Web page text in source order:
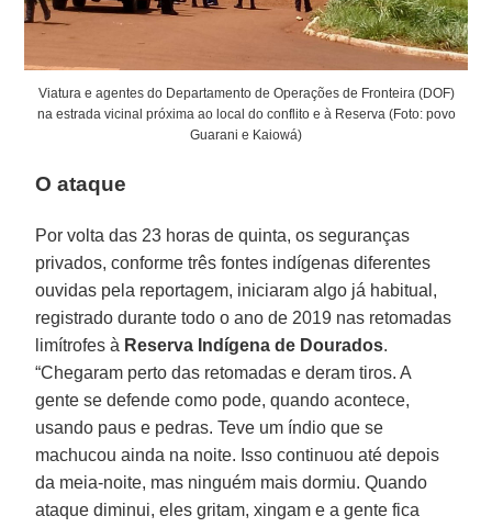
Viatura e agentes do Departamento de Operações de Fronteira (DOF)
na estrada vicinal próxima ao local do conflito e à Reserva (Foto: povo
Guarani e Kaiowá)
O ataque
Por volta das 23 horas de quinta, os seguranças
privados, conforme três fontes indígenas diferentes
ouvidas pela reportagem, iniciaram algo já habitual,
registrado durante todo o ano de 2019 nas retomadas
limítrofes à Reserva Indígena de Dourados.
“Chegaram perto das retomadas e deram tiros. A
gente se defende como pode, quando acontece,
usando paus e pedras. Teve um índio que se
machucou ainda na noite. Isso continuou até depois
da meia-noite, mas ninguém mais dormiu. Quando
ataque diminui, eles gritam, xingam e a gente fica